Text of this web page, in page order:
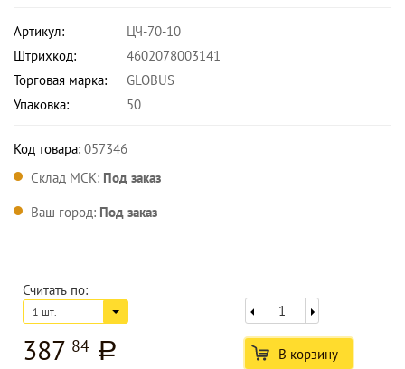
Артикул:
ЦЧ-70-10
Штрихкод:
4602078003141
Торговая марка:
GLOBUS
Упаковка:
50
Код товара: 057346
Склад МСК: Под заказ
Ваш город: Под заказ
Считать по:
1 шт.
387 84 a В корзину